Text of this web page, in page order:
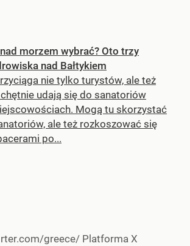
morzem wybrać? Oto trzy
nad Bałtykiem
nie tylko turystów, ale też
udają się do sanatoriów
Mogą tu skorzystać
ale też rozkoszować się
po...
greece/ Platforma X